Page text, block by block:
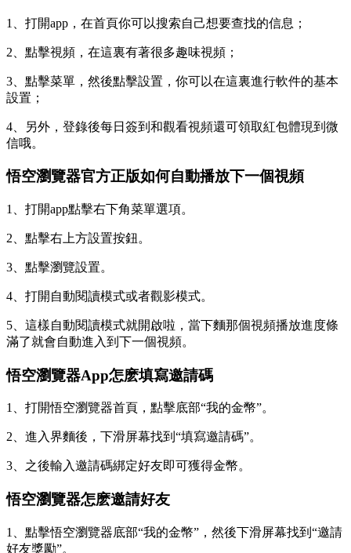
1、打開app，在首頁你可以搜索自己想要查找的信息；
2、點擊視頻，在這裏有著很多趣味視頻；
3、點擊菜單，然後點擊設置，你可以在這裏進行軟件的基本
設置；
4、另外，登錄後每日簽到和觀看視頻還可領取紅包體現到微
信哦。
悟空瀏覽器官方正版如何自動播放下一個視頻
1、打開app點擊右下角菜單選項。
2、點擊右上方設置按鈕。
3、點擊瀏覽設置。
4、打開自動閱讀模式或者觀影模式。
5、這樣自動閱讀模式就開啟啦，當下麵那個視頻播放進度條
滿了就會自動進入到下一個視頻。
悟空瀏覽器App怎麽填寫邀請碼
1、打開悟空瀏覽器首頁，點擊底部“我的金幣”。
2、進入界麵後，下滑屏幕找到“填寫邀請碼”。
3、之後輸入邀請碼綁定好友即可獲得金幣。
悟空瀏覽器怎麽邀請好友
1、點擊悟空瀏覽器底部“我的金幣”，然後下滑屏幕找到“邀請
好友獎勵”。